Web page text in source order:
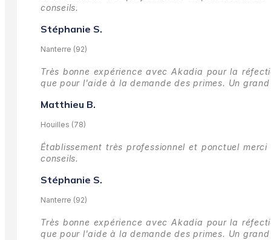
conseils.
Stéphanie S.
Nanterre (92)
Très bonne expérience avec Akadia pour la
que pour l'aide à la demande des primes. Un
Matthieu B.
Houilles (78)
Établissement très professionnel et ponctuel
conseils.
Stéphanie S.
Nanterre (92)
Très bonne expérience avec Akadia pour la
que pour l'aide à la demande des primes. Un